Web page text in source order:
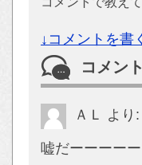
↓コメントを書
コメン
ＡＬ より:
嘘だーーーー